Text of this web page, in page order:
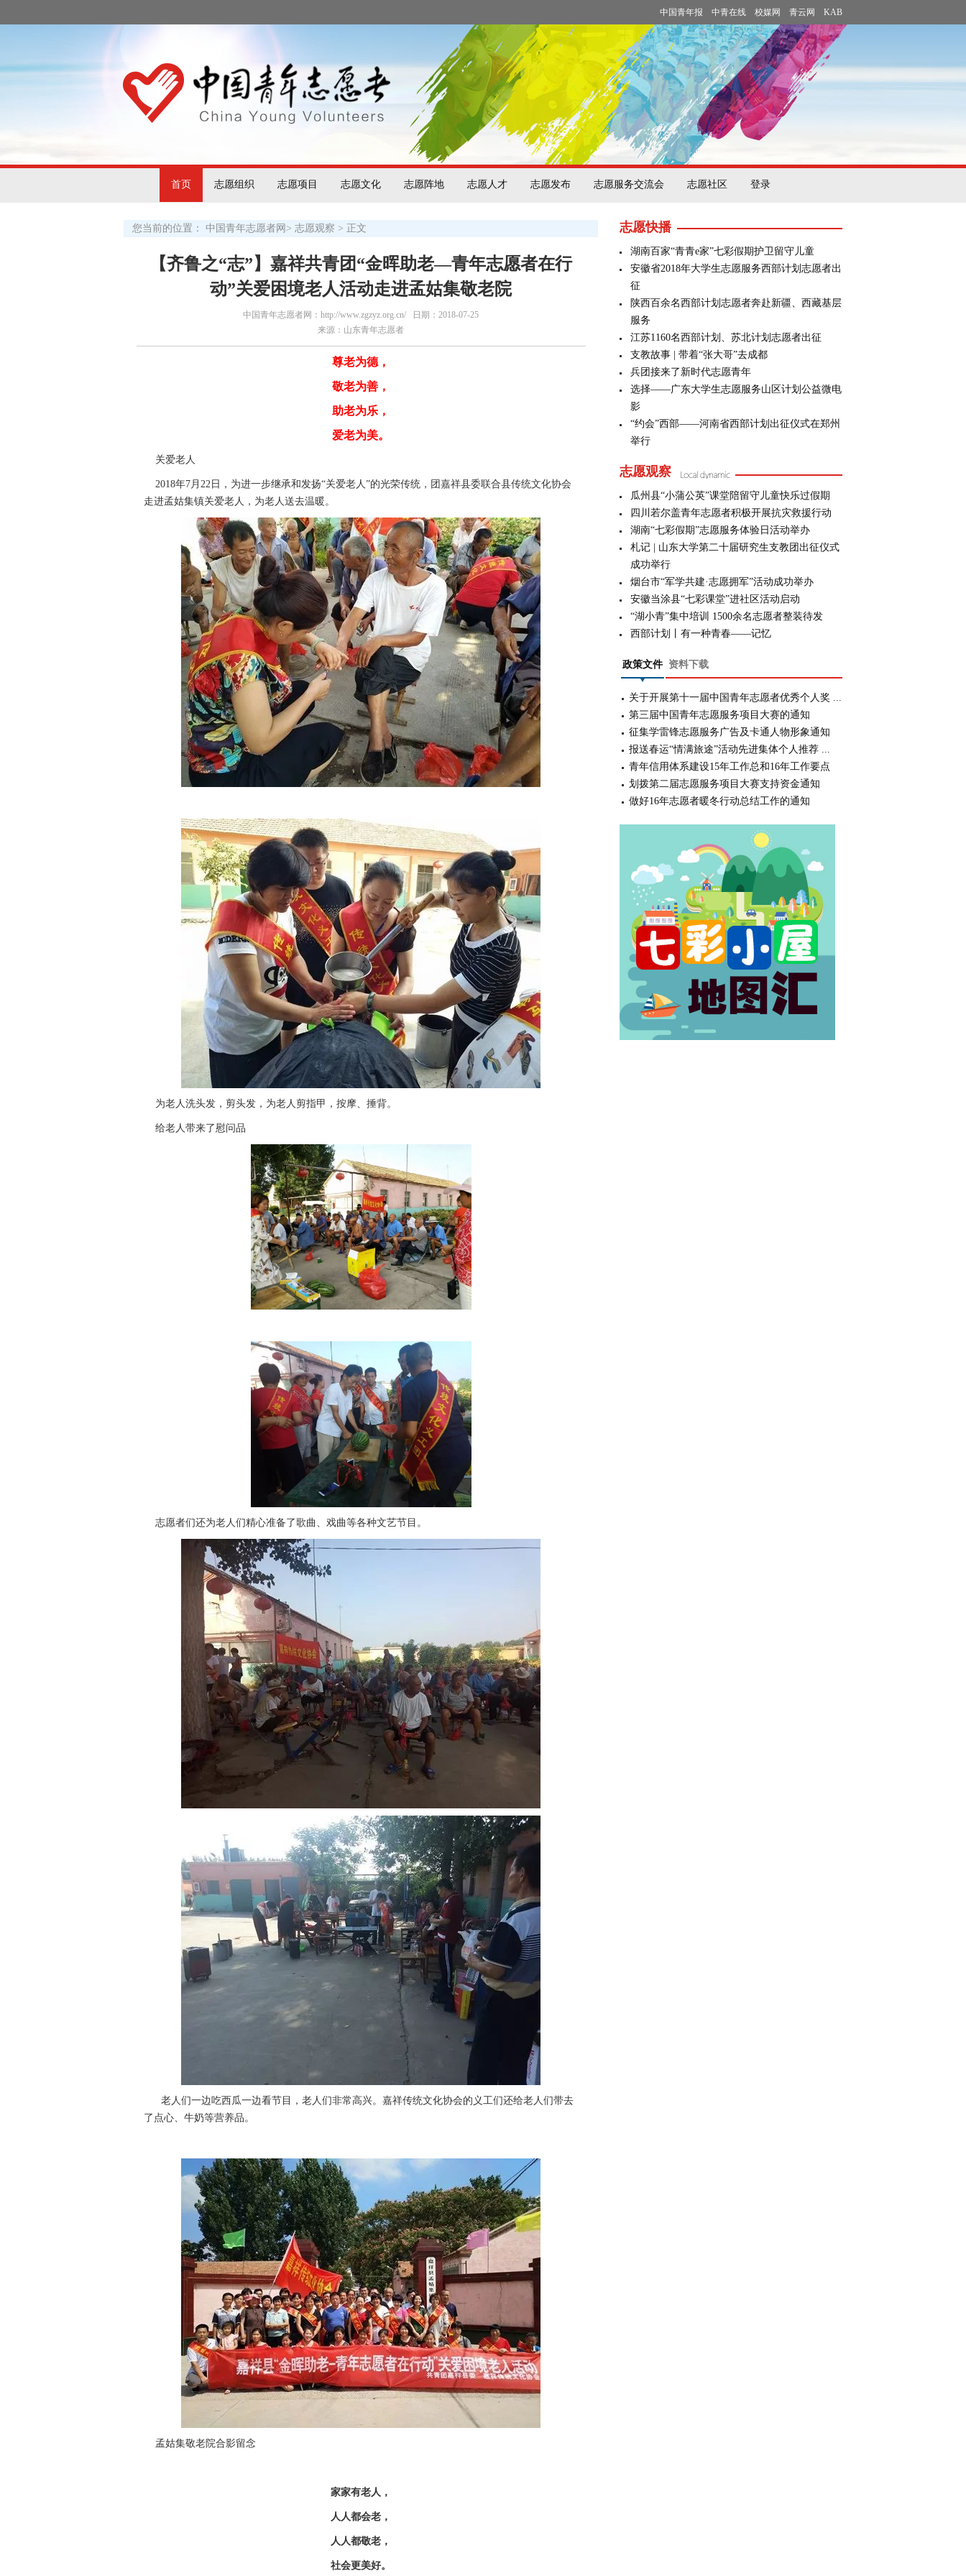
中国青年报 中青在线 校媒网 青云网 KAB
首页 志愿组织 志愿项目 志愿文化 志愿阵地 志愿人才 志愿发布 志愿服务交流会 志愿社区 登录
您当前的位置： 中国青年志愿者网 > 志愿观察 > 正文
【齐鲁之“志”】嘉祥共青团“金晖助老—青年志愿者在行
动”关爱困境老人活动走进孟姑集敬老院
中国青年志愿者网：http://www.zgzyz.org.cn/ 日期：2018-07-25
来源： 山东青年志愿者
尊老为德，
敬老为善，
助老为乐，
爱老为美。
关爱老人
2018年7月22日，为进一步继承和发扬“关爱老人”的光荣传统，团嘉祥县委联合县传统文化协会
走进孟姑集镇关爱老人，为老人送去温暖。
为老人洗头发，剪头发，为老人剪指甲，按摩、捶背。
给老人带来了慰问品
志愿者们还为老人们精心准备了歌曲、戏曲等各种文艺节目。
老人们一边吃西瓜一边看节目，老人们非常高兴。嘉祥传统文化协会的义工们还给老人们带去
了点心、牛奶等营养品。
孟姑集敬老院合影留念
家家有老人，
人人都会老，
人人都敬老，
社会更美好。
志愿快播
湖南百家“青青e家”七彩假期护卫留守儿童
安徽省2018年大学生志愿服务西部计划志愿者出
征
陕西百余名西部计划志愿者奔赴新疆、西藏基层
服务
江苏1160名西部计划、苏北计划志愿者出征
支教故事 | 带着“张大哥”去成都
兵团接来了新时代志愿青年
选择——广东大学生志愿服务山区计划公益微电
影
“约会”西部——河南省西部计划出征仪式在郑州
举行
志愿观察
瓜州县“小蒲公英”课堂陪留守儿童快乐过假期
四川若尔盖青年志愿者积极开展抗灾救援行动
湖南“七彩假期”志愿服务体验日活动举办
札记 | 山东大学第二十届研究生支教团出征仪式
成功举行
烟台市“军学共建·志愿拥军”活动成功举办
安徽当涂县“七彩课堂”进社区活动启动
“湖小青”集中培训 1500余名志愿者整装待发
西部计划丨有一种青春——记忆
政策文件 资料下载
关于开展第十一届中国青年志愿者优秀个人奖 ...
第三届中国青年志愿服务项目大赛的通知
征集学雷锋志愿服务广告及卡通人物形象通知
报送春运“情满旅途”活动先进集体个人推荐 ...
青年信用体系建设15年工作总和16年工作要点
划拨第二届志愿服务项目大赛支持资金通知
做好16年志愿者暖冬行动总结工作的通知